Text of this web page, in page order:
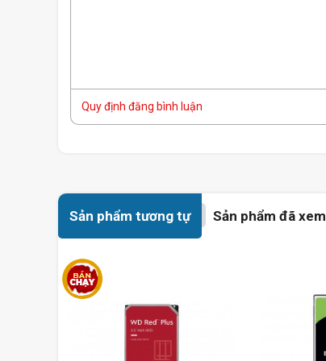
Quy định đăng bình luận
Sản phẩm tương tự Sản phẩm đã xem